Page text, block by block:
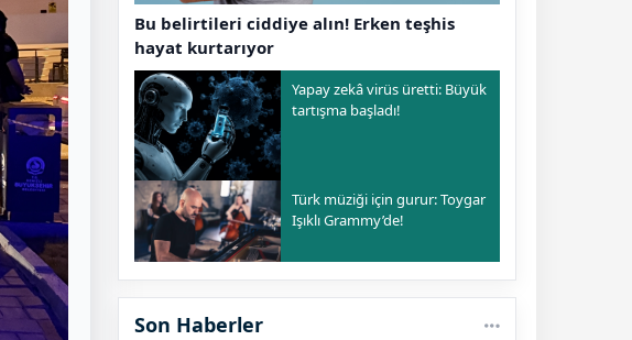
Bu belirtileri ciddiye alın! Erken teşhis
hayat kurtarıyor
Yapay zekâ virüs üretti: Büyük
tartışma başladı!
Türk müziği için gurur: Toygar
Işıklı Grammy’de!
Son Haberler